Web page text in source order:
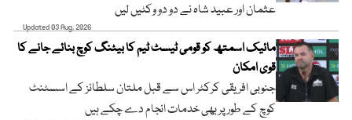
عثمان اور عبید شاہ نے دو دو وکٹیں لیں
Updated 03 Aug, 2026
مائیک اسمتھ کو قومی ٹیسٹ ٹیم کا بیٹنگ کوچ بنائے جانے کا
قوی امکان
جنوبی افریقی کرکٹر اس سے قبل ملتان سلطانز کے اسسٹنٹ
کوچ کے طور پر بھی خدمات انجام دے چکے ہیں